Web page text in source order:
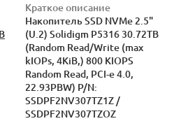
Краткое описание
Накопитель SSD NVMe 2.5"
(U.2) Solidigm P5316 30.72TB
(Random Read/Write (max
kIOPs, 4KiB,) 800 KIOPS
Random Read, PCI-e 4.0,
22.93PBW) P/N:
SSDPF2NV307TZ1Z /
SSDPF2NV307TZOZ